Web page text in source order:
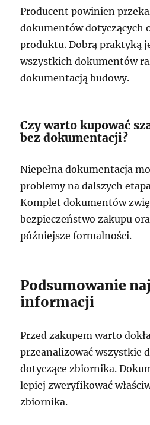
Producent powinien
dokumentów dotyczących
produktu. Dobrą praktyką
wszystkich dokumentów
dokumentacją budowy.
Czy warto kupować
bez dokumentacji?
Niepełna dokumentacja
problemy na dalszych
Komplet dokumentów
bezpieczeństwo zakupu
późniejsze formalności.
Podsumowanie
informacji
Przed zakupem warto
przeanalizować wszystkie
dotyczące zbiornika.
lepiej zweryfikować
zbiornika.